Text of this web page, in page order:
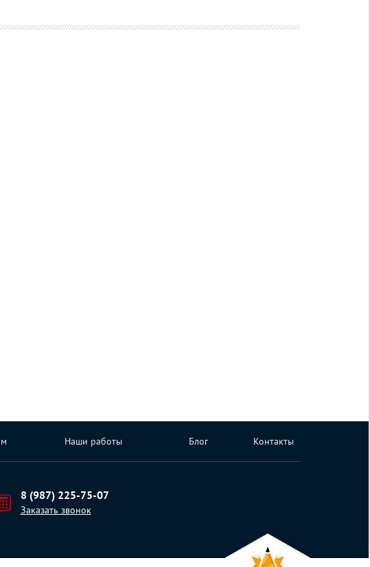
Наши работы Блог Контакты
8 (987) 225-75-07
Заказать звонок